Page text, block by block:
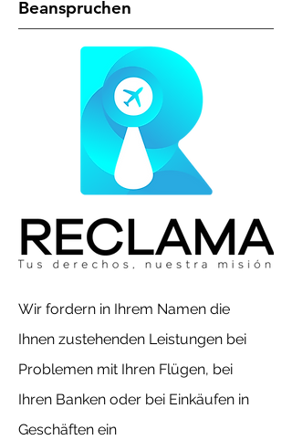
Beanspruchen
Wir fordern in Ihrem Namen die
Ihnen zustehenden Leistungen bei
Problemen mit Ihren Flügen, bei
Ihren Banken oder bei Einkäufen in
Geschäften ein